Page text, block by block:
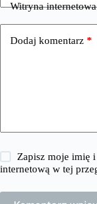
Witryna internetowa
Dodaj komentarz *
Zapisz moje imię
internetową w tej